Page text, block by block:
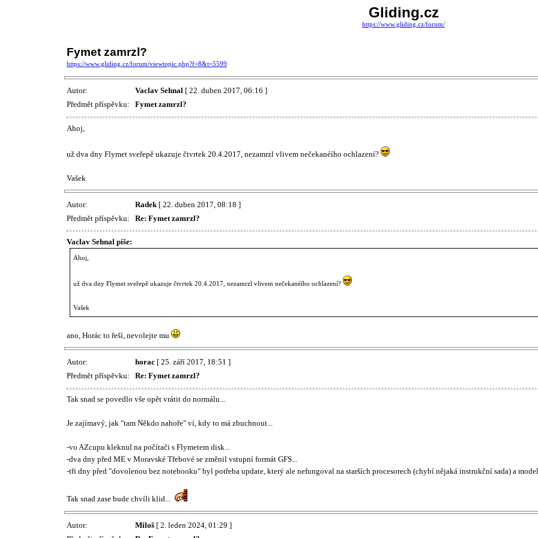
Gliding.cz
https://www.gliding.cz/forum/
Fymet zamrzl?
https://www.gliding.cz/forum/viewtopic.php?f=8&t=5599
Autor: Vaclav Sehnal [ 22. duben 2017, 06:16 ]
Předmět příspěvku:
Fymet zamrzl?
Ahoj,
už dva dny Flymet sveřepě ukazuje čtvrtek 20.4.2017, nezamrzl vlivem nečekanéího ochlazení?
Vašek
Autor: Radek [ 22. duben 2017, 08:18 ]
Předmět příspěvku:
Re: Fymet zamrzl?
Vaclav Sehnal píše:
Ahoj,
už dva dny Flymet sveřepě ukazuje čtvrtek 20.4.2017, nezamrzl vlivem nečekanéího ochlazení?
Vašek
ano, Horác to řeší, nevolejte mu
Autor: horac [ 25. září 2017, 18:51 ]
Předmět příspěvku:
Re: Fymet zamrzl?
Tak snad se povedlo vše opět vrátit do normálu...
Je zajímavý, jak "tam Někdo nahoře" ví, kdy to má zbuchnout...
-vo AZcupu kleknul na počítači s Flymetem disk...
-dva dny před ME v Moravské Třebové se změnil vstupní formát GFS...
-tři dny před "dovolenou bez notebooku" byl potřeba update, který ale nefungoval na starších procesorech (chybí nějaká instrukční sada) a
Tak snad zase bude chvíli klid...
Autor: Miloš [ 2. leden 2024, 01:29 ]